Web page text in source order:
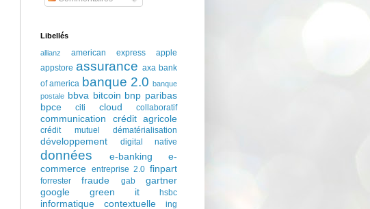
Libellés
allianz american express
apple
appstore assurance axa bank
of america banque 2.0 banque
postale bbva bitcoin bnp paribas
bpce
citi cloud collaboratif
communication crédit agricole
crédit mutuel dématérialisation
développement digital native
données e-banking
e-
commerce entreprise 2.0 finpart
forrester fraude gab
gartner
google
green it hsbc
informatique contextuelle ing